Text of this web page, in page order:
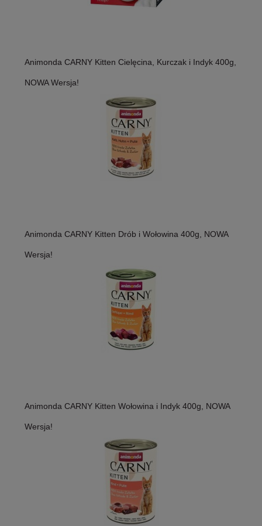
Animonda CARNY Kitten Cielęcina, Kurczak i Indyk 400g,
NOWA Wersja!
Animonda CARNY Kitten Drób i Wołowina 400g, NOWA
Wersja!
Animonda CARNY Kitten Wołowina i Indyk 400g, NOWA
Wersja!